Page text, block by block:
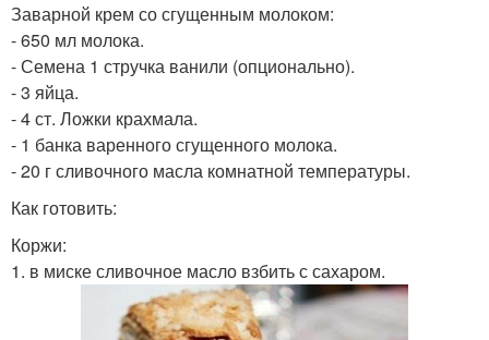
Заварной крем со сгущенным молоком:
- 650 мл молока.
- Семена 1 стручка ванили (опционально).
- 3 яйца.
- 4 ст. Ложки крахмала.
- 1 банка варенного сгущенного молока.
- 20 г сливочного масла комнатной температуры.
Как готовить:
Коржи:
1. в миске сливочное масло взбить с сахаром.